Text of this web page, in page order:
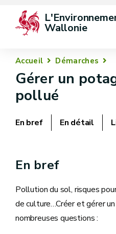
Wallonie
Accueil Démarches
Gérer un
pollué
En bref En détail
En bref
Pollution du sol, risques
de culture…Créer et gérer
nombreuses questions :